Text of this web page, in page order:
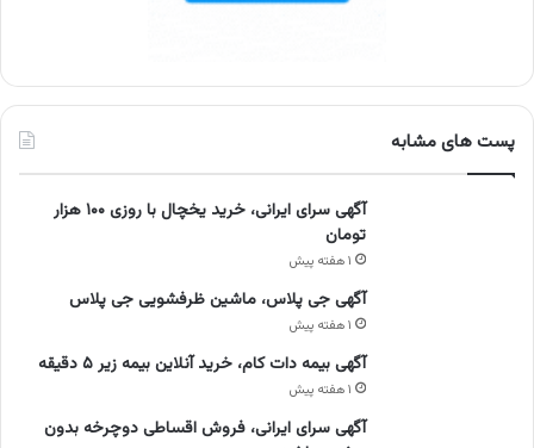
پست های مشابه
آگهی سرای ایرانی، خرید یخچال با روزی ۱۰۰ هزار
تومان
۱ هفته پیش
آگهی جی پلاس، ماشین ظرفشویی جی پلاس
۱ هفته پیش
آگهی بیمه دات کام، خرید آنلاین بیمه زیر ۵ دقیقه
۱ هفته پیش
آگهی سرای ایرانی، فروش اقساطی دوچرخه بدون